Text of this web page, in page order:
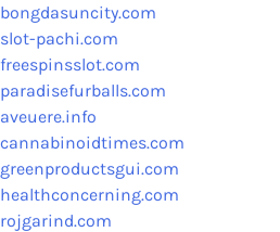
bongdasuncity.com
slot-pachi.com
freespinsslot.com
paradisefurballs.com
aveuere.info
cannabinoidtimes.com
greenproductsgui.com
healthconcerning.com
rojgarind.com